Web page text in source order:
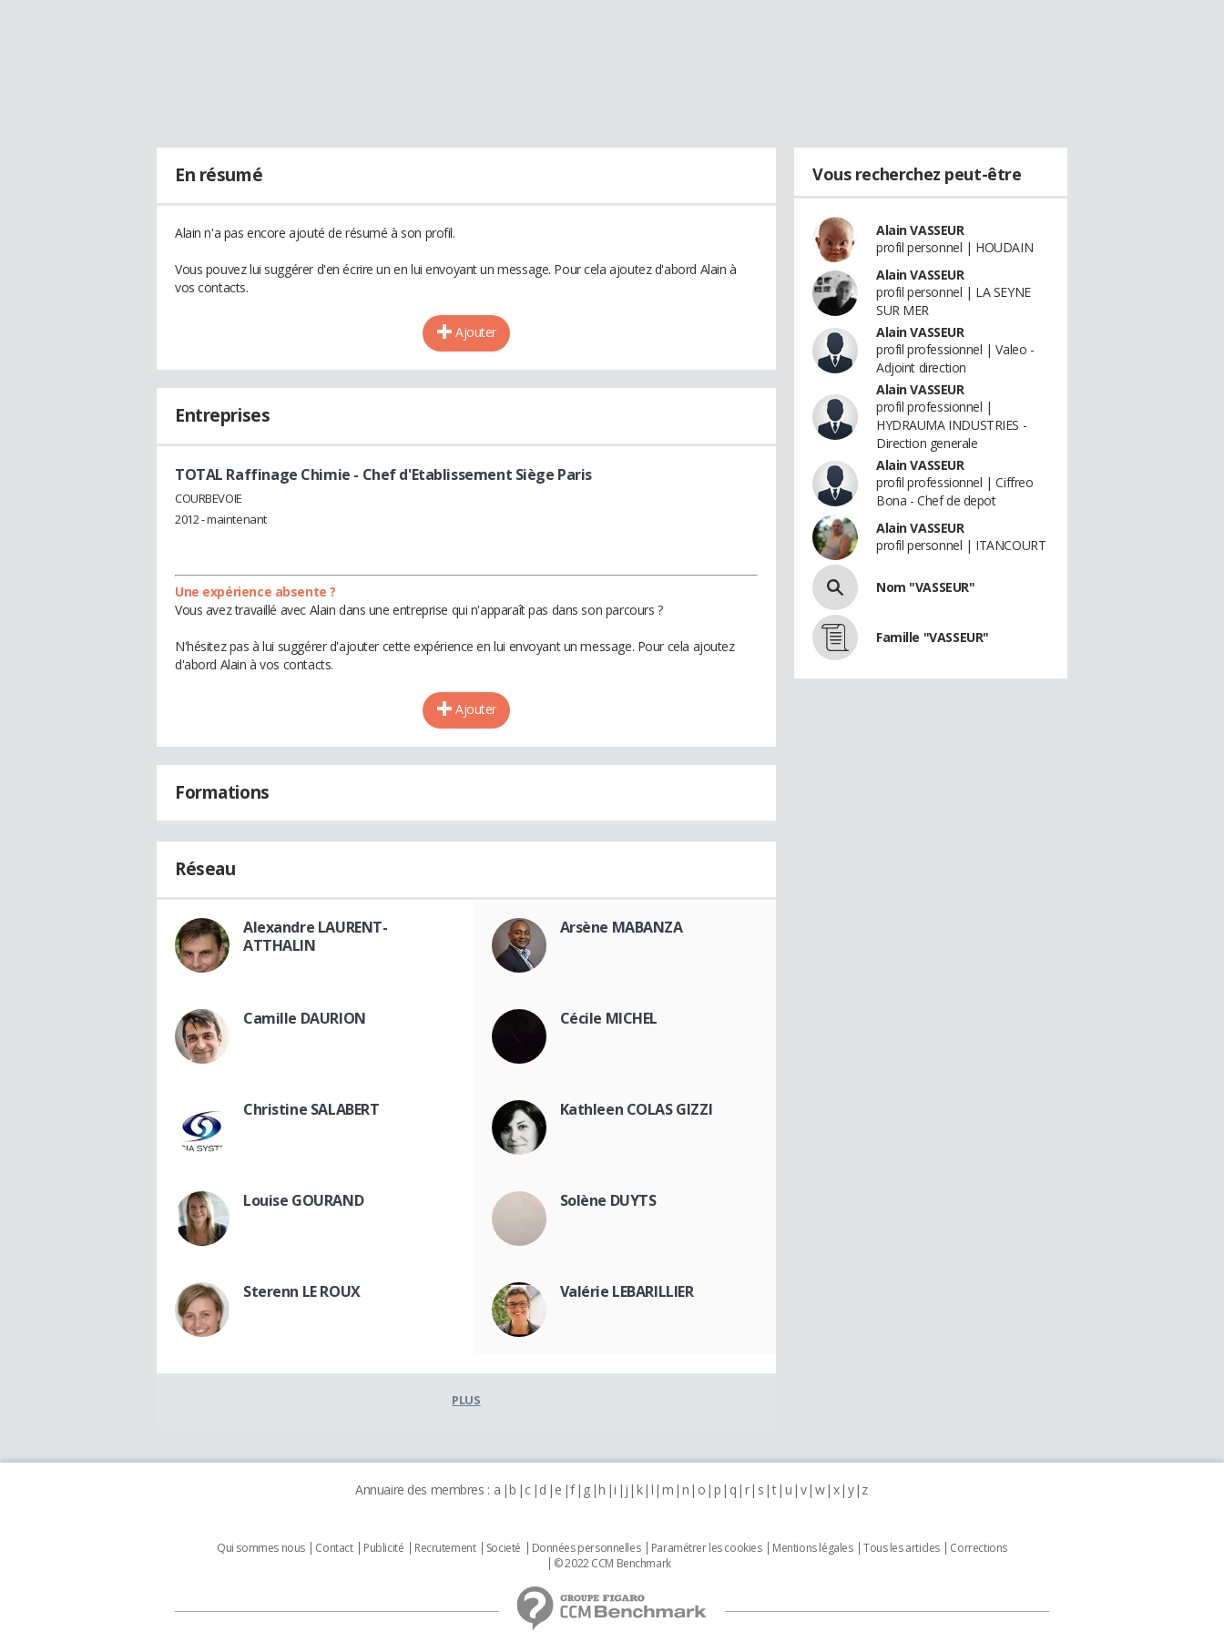
En résumé
Alain n'a pas encore ajouté de résumé à son profil.
Vous pouvez lui suggérer d'en écrire un en lui envoyant un message. Pour cela ajoutez d'abord Alain à
vos contacts.
Ajouter
Entreprises
TOTAL Raffinage Chimie - Chef d'Etablissement Siège Paris
COURBEVOIE
2012 - maintenant
Une expérience absente ?
Vous avez travaillé avec Alain dans une entreprise qui n'apparaît pas dans son parcours ?
N'hésitez pas à lui suggérer d'ajouter cette expérience en lui envoyant un message. Pour cela ajoutez
d'abord Alain à vos contacts.
Ajouter
Formations
Réseau
Alexandre LAURENT-
ATTHALIN
Arsène MABANZA
Camille DAURION Cécile MICHEL
Christine SALABERT Kathleen COLAS GIZZI
Louise GOURAND Solène DUYTS
Sterenn LE ROUX Valérie LEBARILLIER
PLUS
Vous recherchez peut-être
Alain VASSEUR
profil personnel | HOUDAIN
Alain VASSEUR
profil personnel | LA SEYNE
SUR MER
Alain VASSEUR
profil professionnel | Valeo -
Adjoint direction
Alain VASSEUR
profil professionnel |
HYDRAUMA INDUSTRIES -
Direction generale
Alain VASSEUR
profil professionnel | Ciffreo
Bona - Chef de depot
Alain VASSEUR
profil personnel | ITANCOURT
Nom "VASSEUR"
Famille "VASSEUR"
Annuaire des membres : a b c d e f g h i j k l m n o p q r s t u v w x y z
Qui sommes nous Contact Publicité Recrutement Societé Données personnelles Paramétrer les cookies Mentions légales Tous les articles
Corrections
© 2022 CCM Benchmark